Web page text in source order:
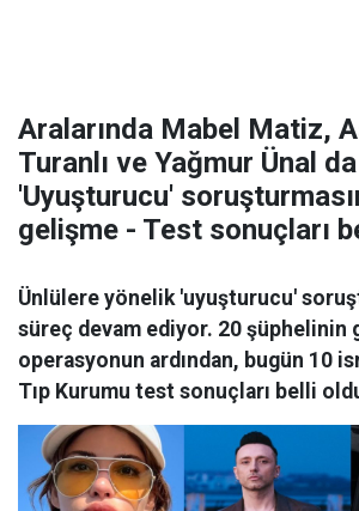
Aralarında Mabel Matiz,
Turanlı ve Yağmur Ünal
'Uyuşturucu'
gelişme - Test sonuçları
Ünlülere yönelik 'uyuşturucu'
süreç devam ediyor. 20 şüphelinin
operasyonun ardından, bugün 10
Tıp Kurumu test sonuçları belli